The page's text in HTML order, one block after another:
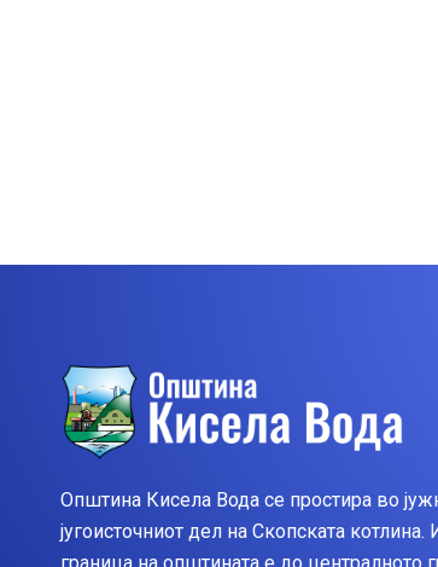
Општина Кисела Вода се простира во
југоисточниот дел на Скопската котлина.